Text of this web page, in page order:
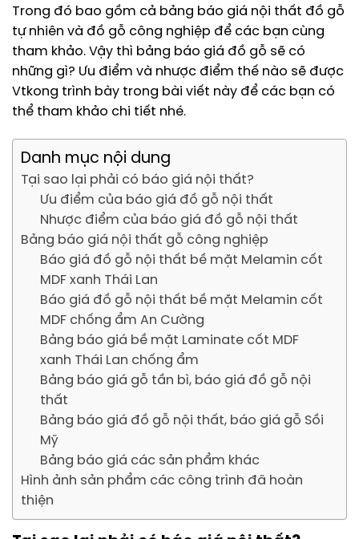
Trong đó bao gồm cả bảng báo giá nội thất đồ gỗ
tự nhiên và đồ gỗ công nghiệp để các bạn cùng
tham khảo. Vậy thì bảng báo giá đồ gỗ sẽ có
những gì? Ưu điểm và nhược điểm thế nào sẽ được
Vtkong trình bày trong bài viết này để các bạn có
thể tham khảo chi tiết nhé.
Danh mục nội dung
Tại sao lại phải có báo giá nội thất?
Ưu điểm của báo giá đồ gỗ nội thất
Nhược điểm của báo giá đồ gỗ nội thất
Bảng báo giá nội thất gỗ công nghiệp
Báo giá đồ gỗ nội thất bề mặt Melamin cốt
MDF xanh Thái Lan
Báo giá đồ gỗ nội thất bề mặt Melamin cốt
MDF chống ẩm An Cường
Bảng báo giá bề mặt Laminate cốt MDF
xanh Thái Lan chống ẩm
Bảng báo giá gỗ tần bì, báo giá đồ gỗ nội
thất
Bảng báo giá đồ gỗ nội thất, báo giá gỗ Sồi
Mỹ
Bảng báo giá các sản phẩm khác
Hình ảnh sản phẩm các công trình đã hoàn
thiện